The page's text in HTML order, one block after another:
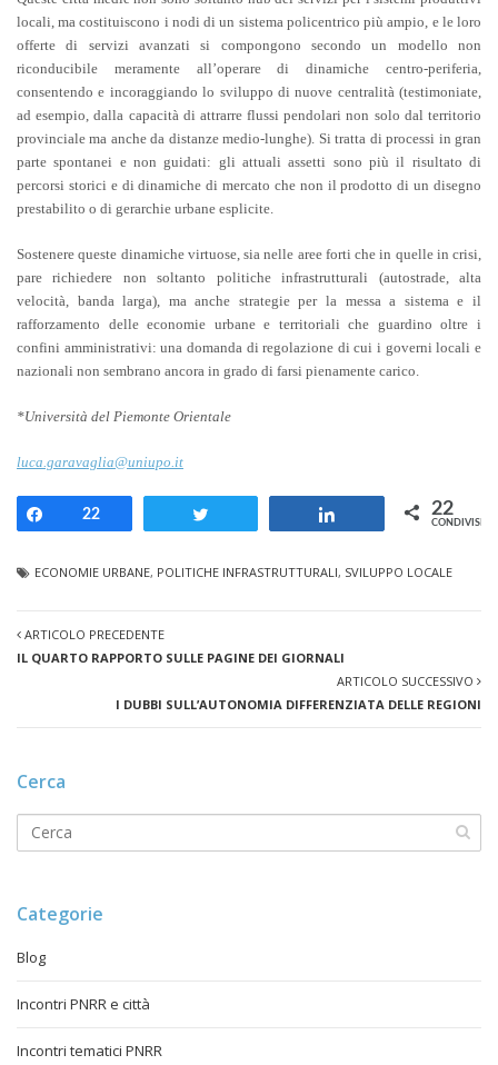
locali, ma costituiscono i nodi di un sistema policentrico più ampio, e le loro
offerte di servizi avanzati si compongono secondo un modello non
riconducibile meramente all’operare di dinamiche centro-periferia,
consentendo e incoraggiando lo sviluppo di nuove centralità (testimoniate,
ad esempio, dalla capacità di attrarre flussi pendolari non solo dal territorio
provinciale ma anche da distanze medio-lunghe). Si tratta di processi in gran
parte spontanei e non guidati: gli attuali assetti sono più il risultato di
percorsi storici e di dinamiche di mercato che non il prodotto di un disegno
prestabilito o di gerarchie urbane esplicite.
Sostenere queste dinamiche virtuose, sia nelle aree forti che in quelle in crisi,
pare richiedere non soltanto politiche infrastrutturali (autostrade, alta
velocità, banda larga), ma anche strategie per la messa a sistema e il
rafforzamento delle economie urbane e territoriali che guardino oltre i
confini amministrativi: una domanda di regolazione di cui i governi locali e
nazionali non sembrano ancora in grado di farsi pienamente carico.
*Università del Piemonte Orientale
luca.garavaglia@uniupo.it
Share
22 22
ECONOMIE URBANE, POLITICHE INFRASTRUTTURALI, SVILUPPO LOCALE
ARTICOLO PRECEDENTE
IL QUARTO RAPPORTO SULLE PAGINE DEI GIORNALI
ARTICOLO SUCCESSIVO
I DUBBI SULL’AUTONOMIA DIFFERENZIATA DELLE REGIONI
Cerca
Categorie
Blog
Incontri PNRR e città
Incontri tematici PNRR